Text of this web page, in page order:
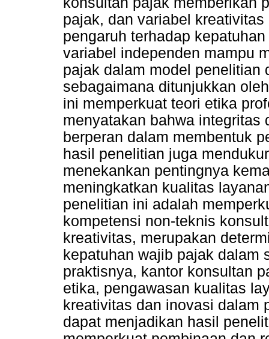
pajak, dan variabel
pengaruh terhadap
variabel independen mampu
pajak dalam model penelitian
sebagaimana ditunjukkan
ini memperkuat teori etika
menyatakan bahwa
berperan dalam membentuk
hasil penelitian juga
menekankan pentingnya
meningkatkan kualitas
penelitian ini adalah
kompetensi non-teknis
kreativitas, merupakan
kepatuhan wajib pajak dalam
praktisnya, kantor konsultan
etika, pengawasan kualitas
kreativitas dan inovasi dalam
dapat menjadikan hasil